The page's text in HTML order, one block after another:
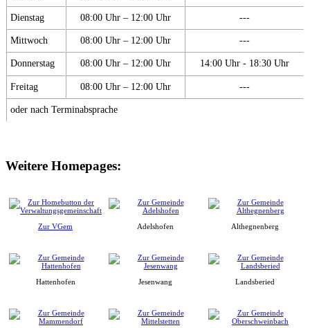
Dienstag 08:00 Uhr – 12:00 Uhr ---
Mittwoch 08:00 Uhr – 12:00 Uhr ---
Donnerstag 08:00 Uhr – 12:00 Uhr 14:00 Uhr - 18:30 Uhr
Freitag 08:00 Uhr – 12:00 Uhr ---
oder nach Terminabsprache
Weitere Homepages:
Zur VGem Adelshofen Althegnenberg
Hattenhofen Jesenwang Landsberied